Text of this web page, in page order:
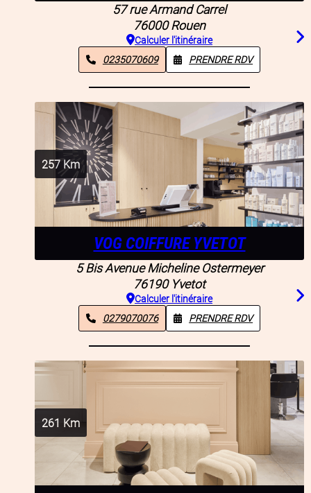
57 rue Armand Carrel
76000 Rouen
Calculer l'itinéraire
0235070609
PRENDRE RDV
257Km
VOG COIFFURE YVETOT
5 Bis Avenue Micheline Ostermeyer
76190 Yvetot
Calculer l'itinéraire
0279070076
PRENDRE RDV
261 Km